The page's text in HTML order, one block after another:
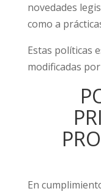
novedades
como a
Estas políticas
modificadas
En